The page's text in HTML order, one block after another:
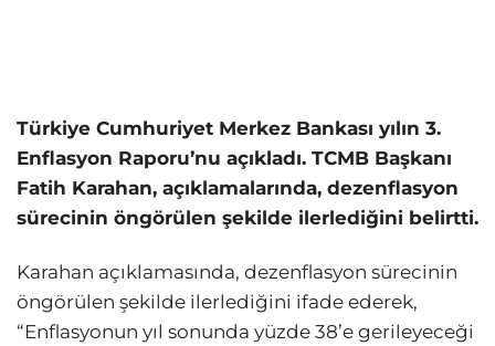
Türkiye Cumhuriyet Merkez Bankası yılın 3.
Enflasyon Raporu’nu açıkladı. TCMB Başkanı
Fatih Karahan, açıklamalarında, dezenflasyon
sürecinin öngörülen şekilde ilerlediğini belirtti.
Karahan açıklamasında, dezenflasyon sürecinin
öngörülen şekilde ilerlediğini ifade ederek,
“Enflasyonun yıl sonunda yüzde 38’e gerileyeceği